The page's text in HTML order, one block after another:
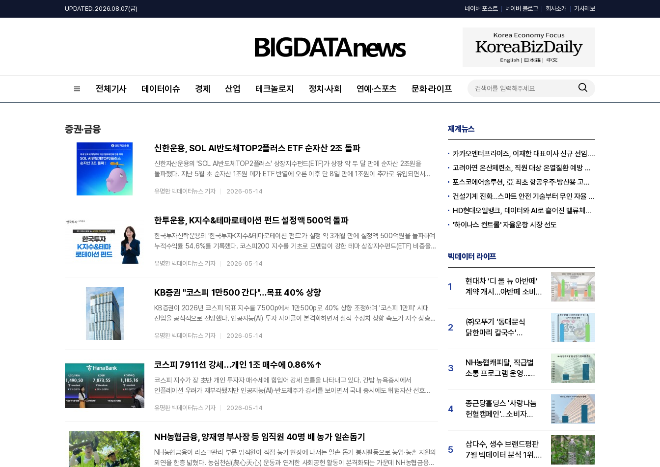
UPDATED. 2026.08.07(금) 네이버 포스트 네이버 블로그 회사소개 기사제보
전체기사 데이터이슈 경제 산업 테크놀로지 정치·사회 연예·스포츠 문화·라이프
증권·금융
신한운용, SOL AI반도체TOP2플러스 ETF 순자산 2조 돌파
신한자산운용의 'SOL AI반도체TOP2플러스' 상장지수펀드(ETF)가 상장 약 두 달 만에 순자산 2조원을
돌파했다. 지난 5월 초 순자산 1조원 메가 ETF 반열에 오른 이후 단 8일 만에 1조원이 추가로 유입되면서
따르면 SOL AI반도체TOP2플러스는 지난 3월 17일 110억원 규모로 상장한 이후 한 달 만에 순자산
1조원이 추가로 증가하며 순자산 2조원 규모로 성장했다.단기간에 국내 반도체 ETF 시장의 대표 상품으로
자리매김했다는 평가다.
유명환 빅데이터뉴스 기자 2026-05-14
한투운용, K지수&테마로테이션 펀드 설정액 500억 돌파
한국투자신탁운용의 '한국투자K지수&테마로테이션 펀드'가 설정 약 3개월 만에 설정액 500억원을 돌파하며
누적수익률 54.6%를 기록했다. 코스피200 지수를 기초로 모멘텀이 강한 테마 상장지수펀드(ETF) 비중을
시장에서 보기 드문 흥행을 이끌어내고 있다는 평가다.한국투자신탁운용은 한국투자K지수&테마로테이션
ETF로 포트폴리오를 구성하는 공모펀드다.판매 채널도 빠르게 확대되고 있다. 현재 △우리증권 △한국투자
유명환 빅데이터뉴스 기자 2026-05-14
KB증권 "코스피 1만500 간다"…목표 40% 상향
KB증권이 2026년 코스피 목표 지수를 7500p에서 1만500p로 40% 상향 조정하며 '코스피 1만피' 시대
진입을 공식적으로 전망했다. 인공지능(AI) 투자 사이클이 본격화하면서 실적 추정치 상향 속도가 지수 상승
분석이다.14일 KB증권이 발간한 'KB 전략' 보고서에 따르면 2026년 코스피 목표 지수를 7500p에서
강세론으로 풀이된다.KB증권은 현재 코스피 시장이 역사상 가장 강했던 1986~1989년 '3저 호황' 4년간
코스피 지수가 8배 상승했던
유명환 빅데이터뉴스 기자 2026-05-14
코스피 7911선 강세…개인 1조 매수에 0.86%↑
코스피 지수가 장 초반 개인 투자자 매수세에 힘입어 강세 흐름을 나타내고 있다. 간밤 뉴욕증시에서
인플레이션 우려가 재부각됐지만 인공지능(AI)·반도체주가 강세를 보이면서 국내 증시에도 위험자산 선호
67.70p(0.86%) 오른 7911.71을 기록하고 있다.수급은 개인이 일방적으로 떠받치는 모습이다. 개인이
587억원어치를 순매도 중이다.프로그램 매매는 매도 우위가 이어지고 있다. 프로그램 매매는 차익과
비차익을 합쳐 5609억원 매도 우
유명환 빅데이터뉴스 기자 2026-05-14
NH농협금융, 양재영 부사장 등 임직원 40명 배 농가 일손돕기
NH농협금융이 리스크관리 부문 임직원이 직접 농가 현장에 나서는 일손 돕기 봉사활동으로 농업·농촌 지원의
외연을 한층 넓혔다. 농심천심(農心天心) 운동과 연계한 사회공헌 활동이 본격화되는 가운데 NH농협금융
재계뉴스
카카오엔터프라이즈, 이재한 대표이사 신규 선임..."AI 전환 선도"
고려아연 온산제련소, 직원 대상 온열질환 예방 안전 실천 캠페인 실시
포스코에어솔루션, 亞 최초 항공우주·방산용 고순도 가스 국제 인증 획득
건설기계 진화…스마트 안전 기술부터 무인 자율 굴착기까지
HD현대오일뱅크, 데이터와 AI로 흩어진 밸류체인 연결
'하이나스 컨트롤' 자율운항 시장 선도
빅데이터 라이프
1
현대차 ‘디 올 뉴 아반떼’
계약 개시…아반떼 소비자
2
㈜오뚜기 ‘동대문식
닭한마리 칼국수’
3
NH농협캐피탈, 직급별
소통 프로그램 운영…
4
종근당홀딩스 '사랑나눔
헌혈캠페인'…소비자
5
삼다수, 생수 브랜드평판
7월 빅데이터 분석 1위...